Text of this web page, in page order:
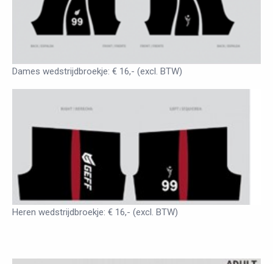
Dames wedstrijdbroekje: € 16,- (excl. BTW)
Heren wedstrijdbroekje: € 16,- (excl. BTW)